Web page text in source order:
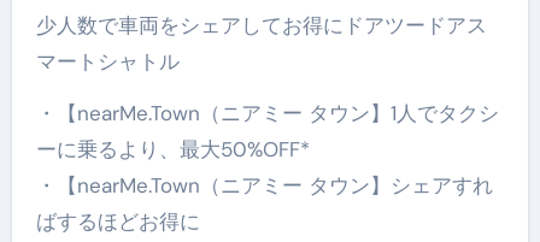
少人数で車両をシェアしてお得にドアツードアス
マートシャトル
・【nearMe.Town（ニアミー タウン】1人でタクシ
ーに乗るより、最大50%OFF*
・【nearMe.Town（ニアミー タウン】シェアすれ
ばするほどお得に